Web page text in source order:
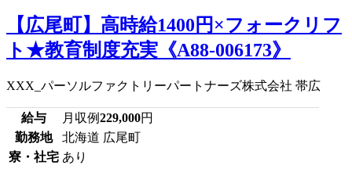
【広尾町】高時給1400円×フォークリフ
ト★教育制度充実《A88-006173》
XXX_パーソルファクトリーパートナーズ株式会社 帯広
給与 月収例229,000円
勤務地
北海道 広尾町
寮・社宅 あり